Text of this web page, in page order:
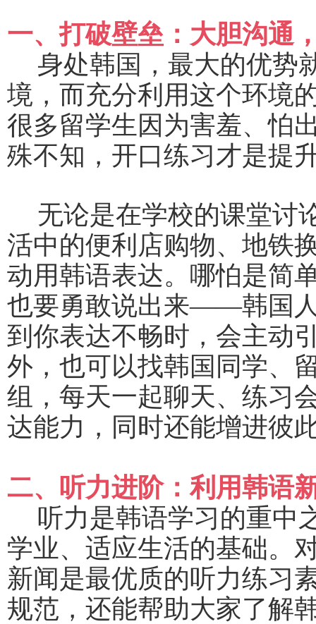
一、打破壁垒：大胆沟通
身处韩国，最大的优势
境，而充分利用这个环境
很多留学生因为害羞、怕
殊不知，开口练习才是提
无论是在学校的课堂讨
活中的便利店购物、地铁
动用韩语表达。哪怕是简
也要勇敢说出来——韩国人
到你表达不畅时，会主动
外，也可以找韩国同学、
组，每天一起聊天、练习
达能力，同时还能增进彼
二、听力进阶：利用韩语
听力是韩语学习的重中
学业、适应生活的基础。
新闻是最优质的听力练习
规范，还能帮助大家了解